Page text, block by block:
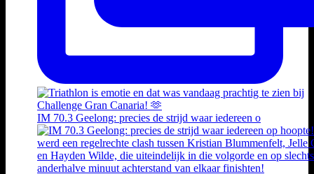
IM 70.3 Geelong: precies de strijd waar iedereen o